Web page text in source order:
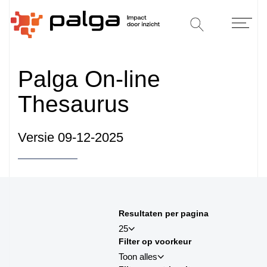
Palga On-line
Thesaurus
Versie 09-12-2025
Resultaten per pagina
25
25
Filter op voorkeur
Toon alles
sortby_title:desc
sortby_palga:asc